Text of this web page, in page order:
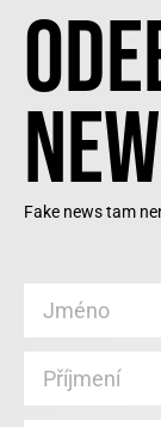
Fake news tam